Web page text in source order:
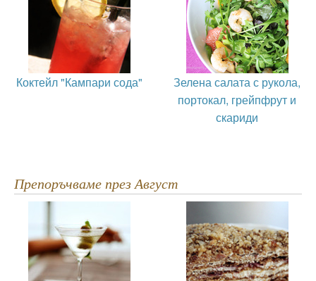
Коктейл "Кампари сода"
Зелена салата с рукола,
портокал, грейпфрут и
скариди
Препоръчваме през Август